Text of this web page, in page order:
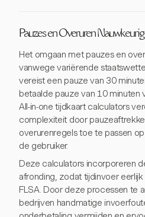
Pauzes en Overuren
Het omgaan met pauzes en
vanwege variërende
vereist een pauze van 30
betaalde pauze van 10 minuten
All-in-one tijdkaart calculators
complexiteit door
overurenregels toe te passen
de gebruiker.
Deze calculators incorporeren
afronding, zodat tijdinvoer
FLSA. Door deze processen te
bedrijven handmatige